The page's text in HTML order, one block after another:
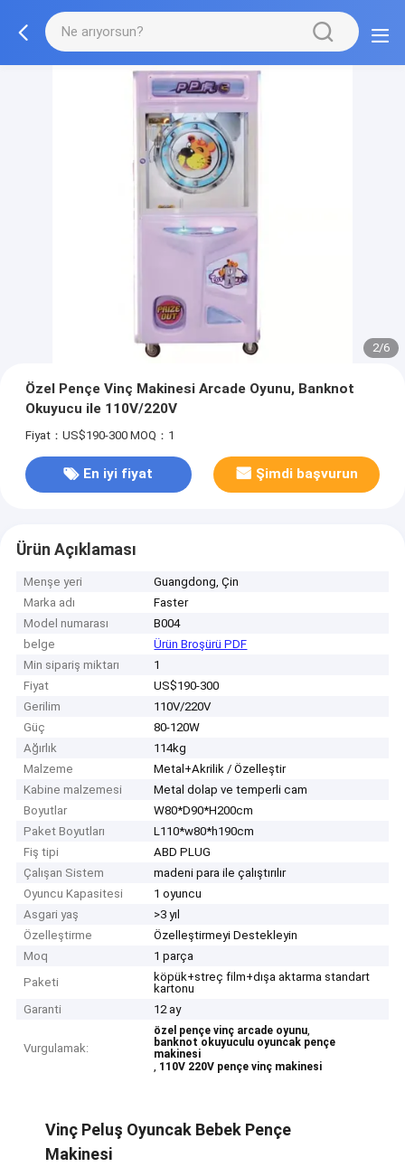
2/6
Özel Pençe Vinç Makinesi Arcade Oyunu, Banknot
Okuyucu ile 110V/220V
Fiyat：US$190-300 MOQ：1
En iyi fiyat Şimdi başvurun
Ürün Açıklaması
Menşe yeri
Guangdong, Çin
Marka adı
Faster
Model numarası
B004
belge
Ürün Broşürü PDF
Min sipariş miktarı
1
Fiyat
US$190-300
Gerilim
110V/220V
Güç
80-120W
Ağırlık
114kg
Malzeme
Metal+Akrilik / Özelleştir
Kabine malzemesi
Metal dolap ve temperli cam
Boyutlar
W80*D90*H200cm
Paket Boyutları
L110*w80*h190cm
Fiş tipi
ABD PLUG
Çalışan Sistem
madeni para ile çalıştırılır
Oyuncu Kapasitesi
1 oyuncu
Asgari yaş
>3 yıl
Özelleştirme
Özelleştirmeyi Destekleyin
Moq
1 parça
Paketi
köpük+streç film+dışa aktarma standart
kartonu
Garanti
12 ay
Vurgulamak:
özel pençe vinç arcade oyunu,
banknot okuyuculu oyuncak pençe
makinesi
, 110V 220V pençe vinç makinesi
Vinç Peluş Oyuncak Bebek Pençe
Makinesi